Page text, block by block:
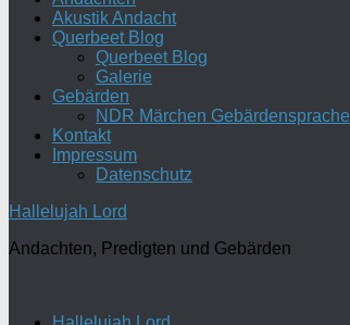
Akustik Andacht
Querbeet Blog
Querbeet Blog
Galerie
Gebärden
NDR Märchen Gebärdensprache
Kontakt
Impressum
Datenschutz
Hallelujah Lord
Andachten, Predigten und Gebärden